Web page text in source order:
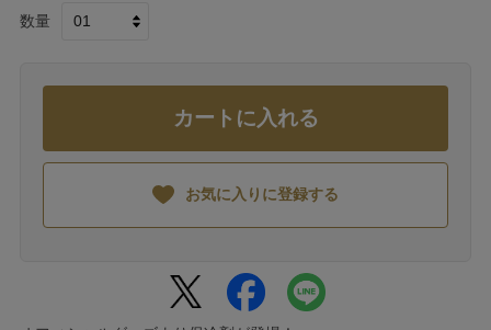
数量
カートに入れる
お気に入りに登録する